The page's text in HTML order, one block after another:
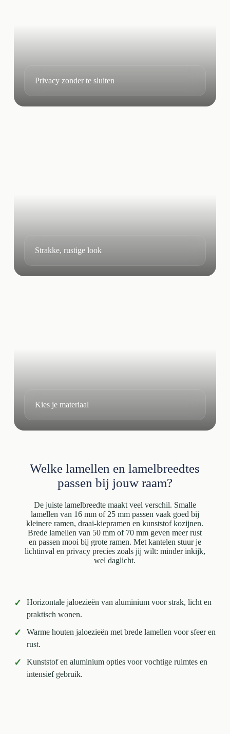
Privacy zonder te sluiten
Strakke, rustige look
Kies je materiaal
Welke lamellen en lamelbreedtes
passen bij jouw raam?
De juiste lamelbreedte maakt veel verschil. Smalle
lamellen van 16 mm of 25 mm passen vaak goed bij
kleinere ramen, draai-kiepramen en kunststof kozijnen.
Brede lamellen van 50 mm of 70 mm geven meer rust
en passen mooi bij grote ramen. Met kantelen stuur je
lichtinval en privacy precies zoals jij wilt: minder inkijk,
wel daglicht.
✓
Horizontale jaloezieën van aluminium voor strak, licht en
praktisch wonen.
✓
Warme houten jaloezieën met brede lamellen voor sfeer en
rust.
✓
Kunststof en aluminium opties voor vochtige ruimtes en
intensief gebruik.